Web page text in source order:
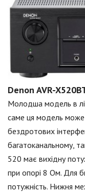
Denon AVR-
Молодша модель в
саме ця модель
бездротових
багатоканальному,
520 має вихідну
при опорі 8 Ом. Для
потужність. Нижня